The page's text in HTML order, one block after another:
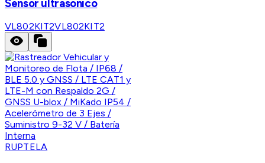
Sensor ultrasonico
VL802KIT2VL802KIT2
RUPTELA